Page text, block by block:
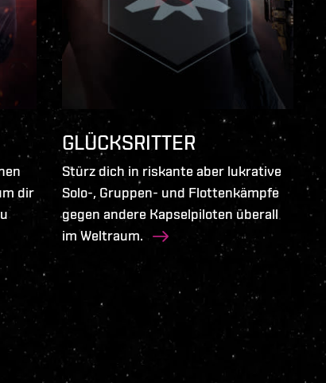
dir
GLÜCKSRITTER
Stürz dich in riskante aber lukrative
Solo-, Gruppen- und Flottenkämpfe
gegen andere Kapselpiloten überall
im Weltraum.